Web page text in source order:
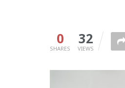
0
SHARES
32
VIEWS